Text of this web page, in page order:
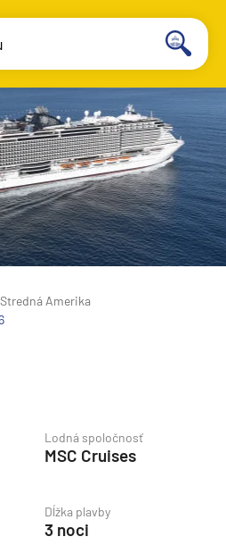
Amerika
Lodná spoločnosť
MSC Cruises
Dĺžka plavby
3 noci